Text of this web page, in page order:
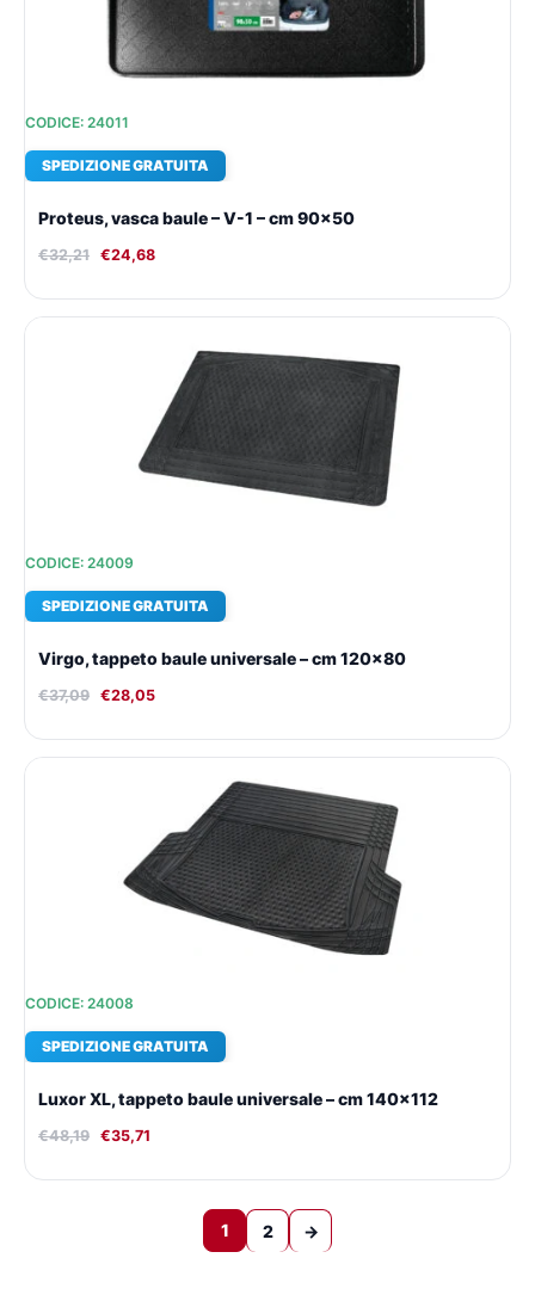
CODICE: 24011
SPEDIZIONE GRATUITA
Proteus, vasca baule – V-1 – cm 90×50
€32,21 €24,68
CODICE: 24009
SPEDIZIONE GRATUITA
Virgo, tappeto baule universale – cm 120×80
€37,09 €28,05
attuale
€28,05.
CODICE: 24008
SPEDIZIONE GRATUITA
Luxor XL, tappeto baule universale – cm 140×112
€48,19
€48,19.
€35,71
€35,71.
1 2 →